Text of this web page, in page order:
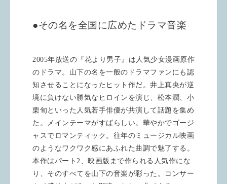
●その名を全国に広めたドラマ音楽
2005年放送の『花より男子』は人気少女漫画原作
のドラマ。山下の名を一般のドラマファンにも認
知させることになったヒット作だ。井上真央が逆
境に負けない勝気なヒロインを演じ、松本潤、小
栗旬といった人気若手俳優が共演して話題を集め
た。メインテーマがすばらしい。華やかでゴージ
ャスでロマンティック。往年のミュージカル映画
のようなワクワク感にあふれた曲調で魅了する。
本作はパート 2、映画版まで作られる人気作にな
り、そのすべてを山下の音楽が彩った。コンサー